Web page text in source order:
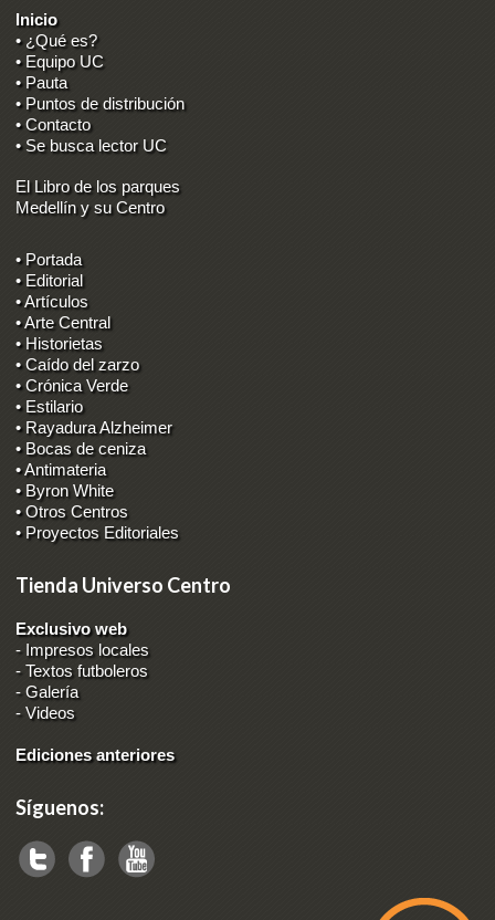
Inicio
• ¿Qué es?
• Equipo UC
• Pauta
• Puntos de distribución
• Contacto
• Se busca lector UC
El Libro de los parques
Medellín y su Centro
• Portada
• Editorial
• Artículos
• Arte Central
• Historietas
• Caído del zarzo
• Crónica Verde
• Estilario
• Rayadura Alzheimer
• Bocas de ceniza
• Antimateria
• Byron White
• Otros Centros
• Proyectos Editoriales
Tienda Universo Centro
Exclusivo web
- Impresos locales
-Textos futboleros
-Galería
-Videos
Ediciones anteriores
Síguenos: